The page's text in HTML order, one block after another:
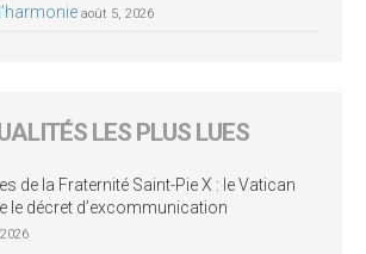
août 5, 2026
LES PLUS LUES
de la Fraternité Saint-Pie X : le Vatican
le décret d’excommunication